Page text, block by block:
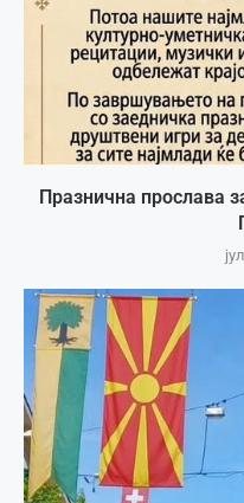
Празнична прослава